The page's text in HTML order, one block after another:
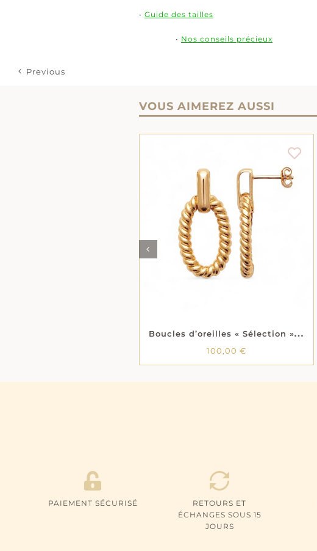
• Guide des tailles
• Nos conseils précieux
Previous
VOUS AIMEREZ AUSSI
B
oucles d’oreilles « Sélection » – Plaqué or
100,00€
AJOUTER AU PANIER
DÉTAILS
PAIEMENT SÉCURISÉ
RETOURS ET
ÉCHANGES SOUS 15
JOURS